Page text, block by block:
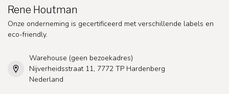
Rene Houtman
Onze onderneming is gecertificeerd met verschillende labels en
eco-friendly.
Warehouse (geen bezoekadres)
Nijverheidsstraat 11, 7772 TP Hardenberg
Nederland